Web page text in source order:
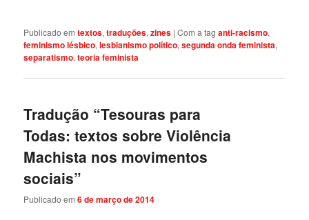
Publicado em textos,traduções,zines |Com a taganti-racismo,
feminismo lésbico,lesbianismo político,segunda onda feminista,
separatismo,teoria feminista
Tradução “Tesouras para
Todas: textos sobre Violência
Machista nos movimentos
sociais”
Publicado em6 de março de 2014